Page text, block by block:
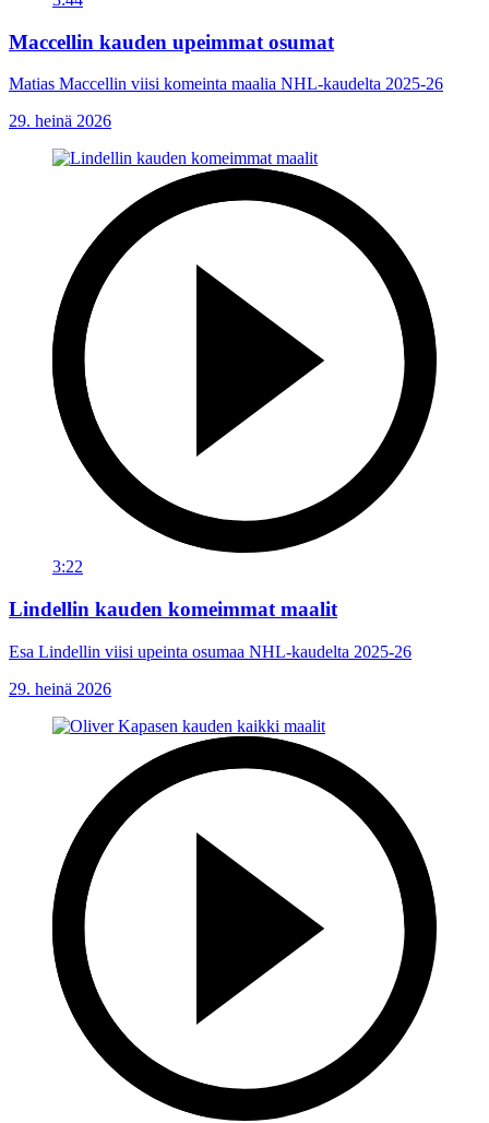
Maccellin kauden upeimmat osumat
Matias Maccellin viisi komeinta maalia NHL-kaudelta 2025-26
29. heinä 2026
3:22
Lindellin kauden komeimmat maalit
Esa Lindellin viisi upeinta osumaa NHL-kaudelta 2025-26
29. heinä 2026